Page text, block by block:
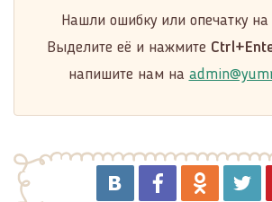
Нашли ошибку или опечатку на
Выделите её и нажмите
напишите нам на